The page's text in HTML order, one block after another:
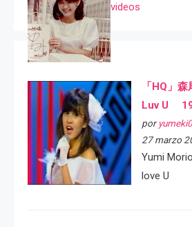
videos
「HQ」
Luv U
por
27 marzo
Yumi
love U